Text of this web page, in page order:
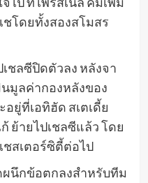
ชโดยทั้งสองสโมสร
เชลซีปิดตัวลง หลังจา
มูลค่ากองหลังของ
ยู่ที่เอทิฮัด สเตเดี้ย
ย้ายไปเชลซีแล้ว โดย
สเตอร์ซิตี้ต่อไป
ผนึกข้อตกลงสำหรับทีม